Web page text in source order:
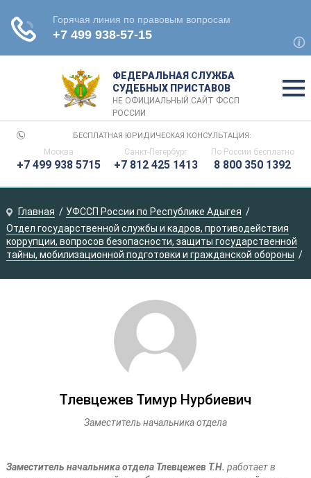
ФЕДЕРАЛЬНАЯ СЛУЖБА
СУДЕБНЫХ ПРИСТАВОВ
НЕ ОФИЦИАЛЬНЫЙ САЙТ ФССП
РОССИИ
БЕСПЛАТНАЯ ЮРИДИЧЕСКАЯ КОНСУЛЬТАЦИЯ:
Москва
+7 499 938 5715
Санкт-Петербург
+7 812 425 1413
По России бесплатно
8 800 350 1392
Главная
УФССП России по Республике Адыгея
Отдел государственной службы и кадров, противодействия
коррупции, вопросов безопасности, защиты государственной
тайны, мобилизационной подготовки и гражданской обороны
Тлевцежев Тимур Нурбиевич
Заместитель начальника отдела
Заместитель начальника отдела Тлевцежев Т.Н. работает в